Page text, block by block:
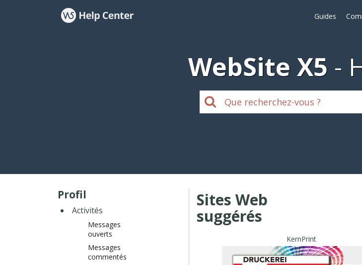
Guides
WebSite X5
Profil
Activités
Messages
ouverts
Messages
commentés
Sites Web
suggérés
KernPrint